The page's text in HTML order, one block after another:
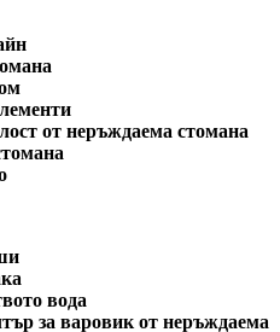
от неръждаема стомана
вода
за варовик от неръждаема